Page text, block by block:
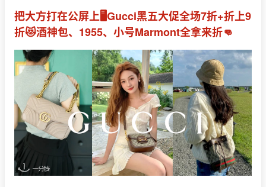
把大方打在公屏上🖥️Gucci黑五大促全场7折+折上9
折😻酒神包、1955、小号Marmont全拿来折👊